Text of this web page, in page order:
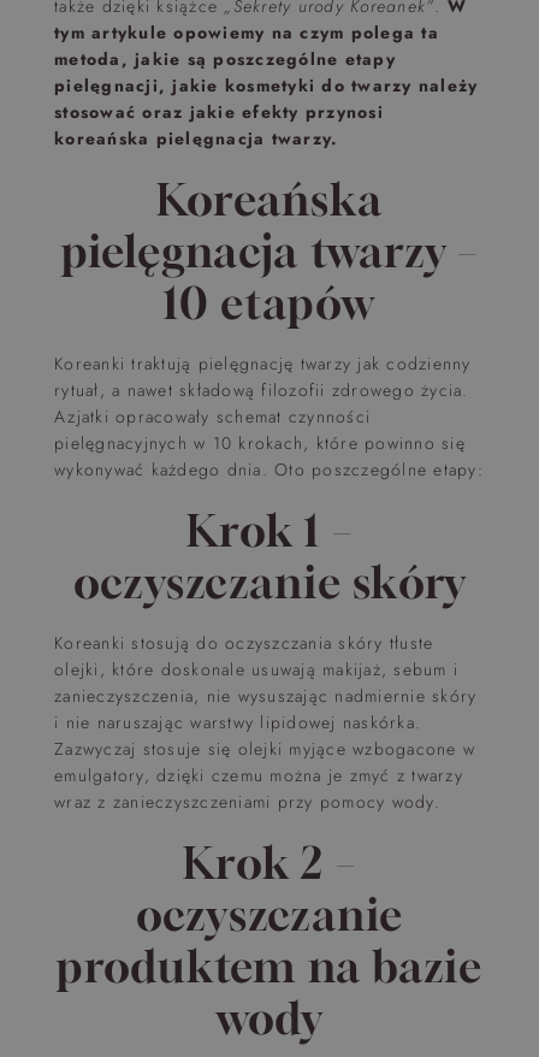
także dzięki książce „Sekrety urody Koreanek”. W
tym artykule opowiemy na czym polega ta
metoda, jakie są poszczególne etapy
pielęgnacji, jakie kosmetyki do twarzy należy
stosować oraz jakie efekty przynosi
koreańska pielęgnacja twarzy.
Koreańska
pielęgnacja twarzy –
10 etapów
Koreanki traktują pielęgnację twarzy jak codzienny
rytuał, a nawet składową filozofii zdrowego życia.
Azjatki opracowały schemat czynności
pielęgnacyjnych w 10 krokach, które powinno się
wykonywać każdego dnia. Oto poszczególne etapy:
Krok 1 –
oczyszczanie skóry
Koreanki stosują do oczyszczania skóry tłuste
olejki, które doskonale usuwają makijaż, sebum i
zanieczyszczenia, nie wysuszając nadmiernie skóry
i nie naruszając warstwy lipidowej naskórka.
Zazwyczaj stosuje się olejki myjące wzbogacone w
emulgatory, dzięki czemu można je zmyć z twarzy
wraz z zanieczyszczeniami przy pomocy wody.
Krok 2 –
oczyszczanie
produktem na bazie
wody